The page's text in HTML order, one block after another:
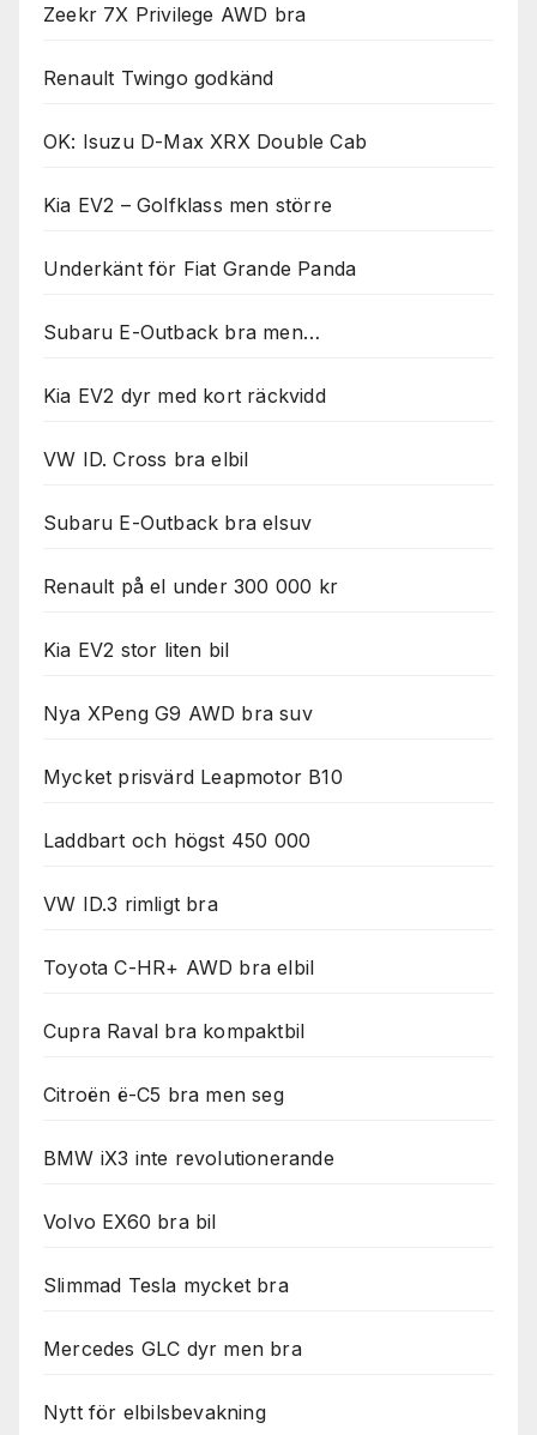
Zeekr 7X Privilege AWD bra
Renault Twingo godkänd
OK: Isuzu D-Max XRX Double Cab
Kia EV2 – Golfklass men större
Underkänt för Fiat Grande Panda
Subaru E-Outback bra men…
Kia EV2 dyr med kort räckvidd
VW ID. Cross bra elbil
Subaru E-Outback bra elsuv
Renault på el under 300 000 kr
Kia EV2 stor liten bil
Nya XPeng G9 AWD bra suv
Mycket prisvärd Leapmotor B10
Laddbart och högst 450 000
VW ID.3 rimligt bra
Toyota C-HR+ AWD bra elbil
Cupra Raval bra kompaktbil
Citroën ë-C5 bra men seg
BMW iX3 inte revolutionerande
Volvo EX60 bra bil
Slimmad Tesla mycket bra
Mercedes GLC dyr men bra
Nytt för elbilsbevakning